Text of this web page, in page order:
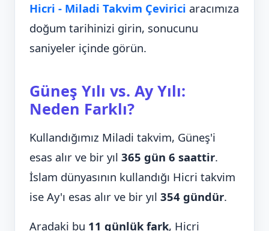
Hicri - Miladi Takvim Çevirici aracımıza
doğum tarihinizi girin, sonucunu
saniyeler içinde görün.
Güneş Yılı vs. Ay Yılı:
Neden Farklı?
Kullandığımız Miladi takvim, Güneş'i
esas alır ve bir yıl 365 gün 6 saattir.
İslam dünyasının kullandığı Hicri takvim
ise Ay'ı esas alır ve bir yıl 354 gündür.
Aradaki bu 11 günlük fark, Hicri